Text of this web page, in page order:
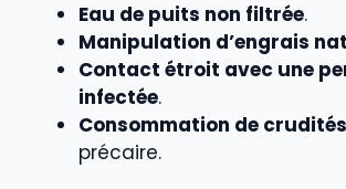
Eau de puits non filtrée.
Manipulation d’engrais
Contact étroit avec une
infectée.
Consommation de crudités
précaire.